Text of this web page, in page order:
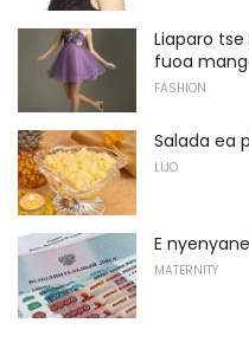
Liaparo
fuoa
FASHION
Salada ea
LIJO
E
MATERNITY